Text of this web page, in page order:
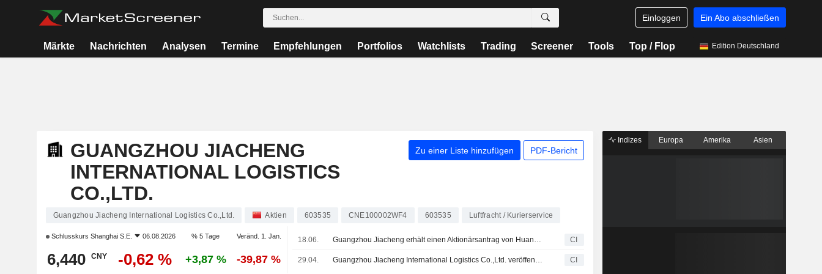
Einloggen Ein Abo abschließen
Märkte Nachrichten Analysen Termine Empfehlungen Portfolios Watchlists Trading Screener Tools Top / Flop Edition Deutschland
GUANGZHOU JIACHENG
INTERNATIONAL LOGISTICS
CO.,LTD.
Zu einer Liste hinzufügen PDF-Bericht
Guangzhou Jiacheng International Logistics Co.,Ltd. Aktien 603535 CNE100002WF4 603535 Luftfracht / Kurierservice
Schlusskurs Shanghai S.E. 06.08.2026 % 5 Tage Veränd. 1. Jan.
6,440 CNY -0,62 % +3,87 % -39,87 %
18.06. Guangzhou Jiacheng erhält einen Aktionärsantrag von Huang Yanyun CI
29.04. Guangzhou Jiacheng International Logistics Co.,Ltd. veröffentlicht Ergebniszahlen für das erste Quartal zum 31. März 2026 CI
Indizes Europa Amerika Asien